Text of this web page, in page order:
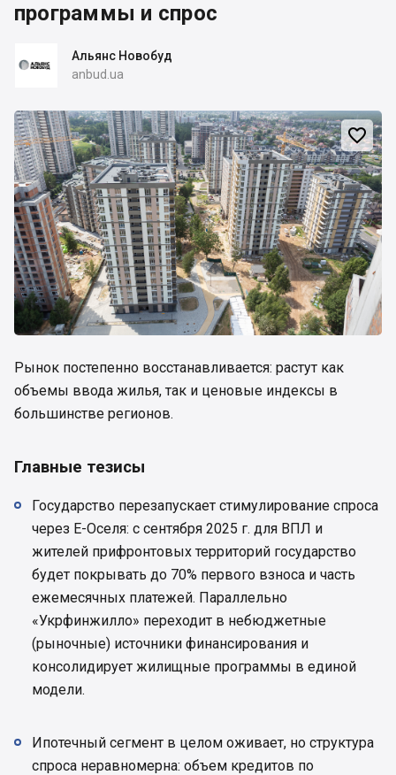
программы и спрос
Альянс Новобуд
anbud.ua

Рынок постепенно восстанавливается: растут как
объемы ввода жилья, так и ценовые индексы в
большинстве регионов.
Главные тезисы
Государство перезапускает стимулирование спроса
через Е-Оселя: с сентября 2025 г. для ВПЛ и
жителей прифронтовых территорий государство
будет покрывать до 70% первого взноса и часть
ежемесячных платежей. Параллельно
«Укрфинжилло» переходит в небюджетные
(рыночные) источники финансирования и
консолидирует жилищные программы в единой
модели.
Ипотечный сегмент в целом оживает, но структура
спроса неравномерна: объем кредитов по